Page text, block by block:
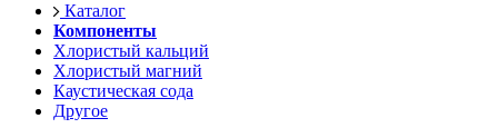
Каталог
Компоненты
Хлористый кальций
Хлористый магний
Каустическая сода
Другое